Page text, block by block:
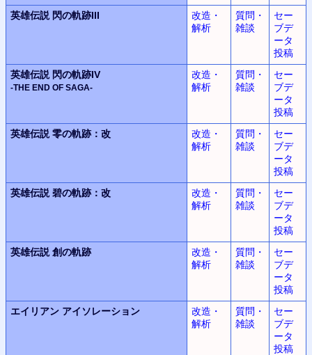
英雄伝説 閃の軌跡III
改造・
解析
質問・
雑談
セー
ブデ
ータ
投稿
英雄伝説 閃の軌跡IV
-THE END OF SAGA-
改造・
解析
質問・
雑談
セー
ブデ
ータ
投稿
英雄伝説 零の軌跡：改
改造・
解析
質問・
雑談
セー
ブデ
ータ
投稿
英雄伝説 碧の軌跡：改
改造・
解析
質問・
雑談
セー
ブデ
ータ
投稿
英雄伝説 創の軌跡
改造・
解析
質問・
雑談
セー
ブデ
ータ
投稿
エイリアン アイソレーション
改造・
解析
質問・
雑談
セー
ブデ
ータ
投稿